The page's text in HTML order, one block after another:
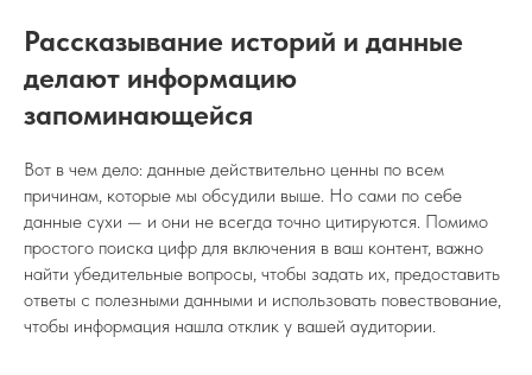
Рассказывание историй и данные
делают информацию
запоминающейся
Вот в чем дело: данные действительно ценны по всем
причинам, которые мы обсудили выше. Но сами по себе
данные сухи — и они не всегда точно цитируются. Помимо
простого поиска цифр для включения в ваш контент, важно
найти убедительные вопросы, чтобы задать их, предоставить
ответы с полезными данными и использовать повествование,
чтобы информация нашла отклик у вашей аудитории.